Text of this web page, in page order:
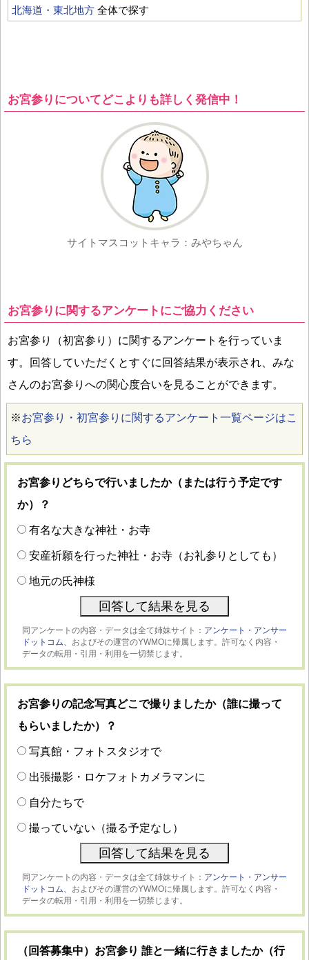
北海道・東北地方 全体で探す
お宮参りについてどこよりも詳しく発信中！
サイトマスコットキャラ：みやちゃん
お宮参りに関するアンケートにご協力ください
お宮参り（初宮参り）に関するアンケートを行っていま
す。回答していただくとすぐに回答結果が表示され、みな
さんのお宮参りへの関心度合いを見ることができます。
※お宮参り・初宮参りに関するアンケート一覧ページはこ
ちら
お宮参りどちらで行いましたか（または行う予定です
か）？
有名な大きな神社・お寺
安産祈願を行った神社・お寺（お礼参りとしても）
地元の氏神様
同アンケートの内容・データは全て姉妹サイト： アンケート・アンサー
ドットコム、 およびその運営のYWMOに帰属します。許可なく内容・
データの転用・引用・利用を一切禁じます。
お宮参りの記念写真どこで撮りましたか（誰に撮って
もらいましたか）？
写真館・フォトスタジオで
出張撮影・ロケフォトカメラマンに
自分たちで
撮っていない（撮る予定なし）
同アンケートの内容・データは全て姉妹サイト： アンケート・アンサー
ドットコム、 およびその運営のYWMOに帰属します。許可なく内容・
データの転用・引用・利用を一切禁じます。
（回答募集中）お宮参り 誰と一緒に行きましたか（行